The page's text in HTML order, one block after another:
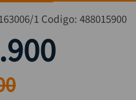
1 Codigo: 488015900
.900